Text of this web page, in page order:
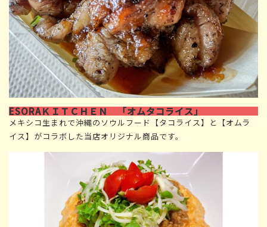
ESORAＫＩＴＣＨＥＮ 「オムタコライス」
メキシコ生まれで沖縄のソウルフード【タコライス】と【オムラ
イス】がコラボした当店オリジナル商品です。